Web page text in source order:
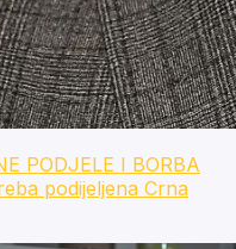
PODJELE I BORBA
podijeljena Crna